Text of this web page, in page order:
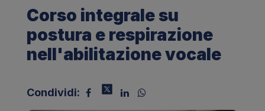
Corso integrale su
postura e respirazione
nell'abilitazione vocale
Condividi: